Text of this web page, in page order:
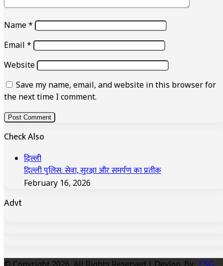
Name*
Email *
Website
Save my name, email, and website in this browser for
the next time I comment.
Check Also
दिल्ली
दिल्ली पुलिस: सेवा, सुरक्षा और समर्पण का प्रतीक
February 16, 2026
Advt